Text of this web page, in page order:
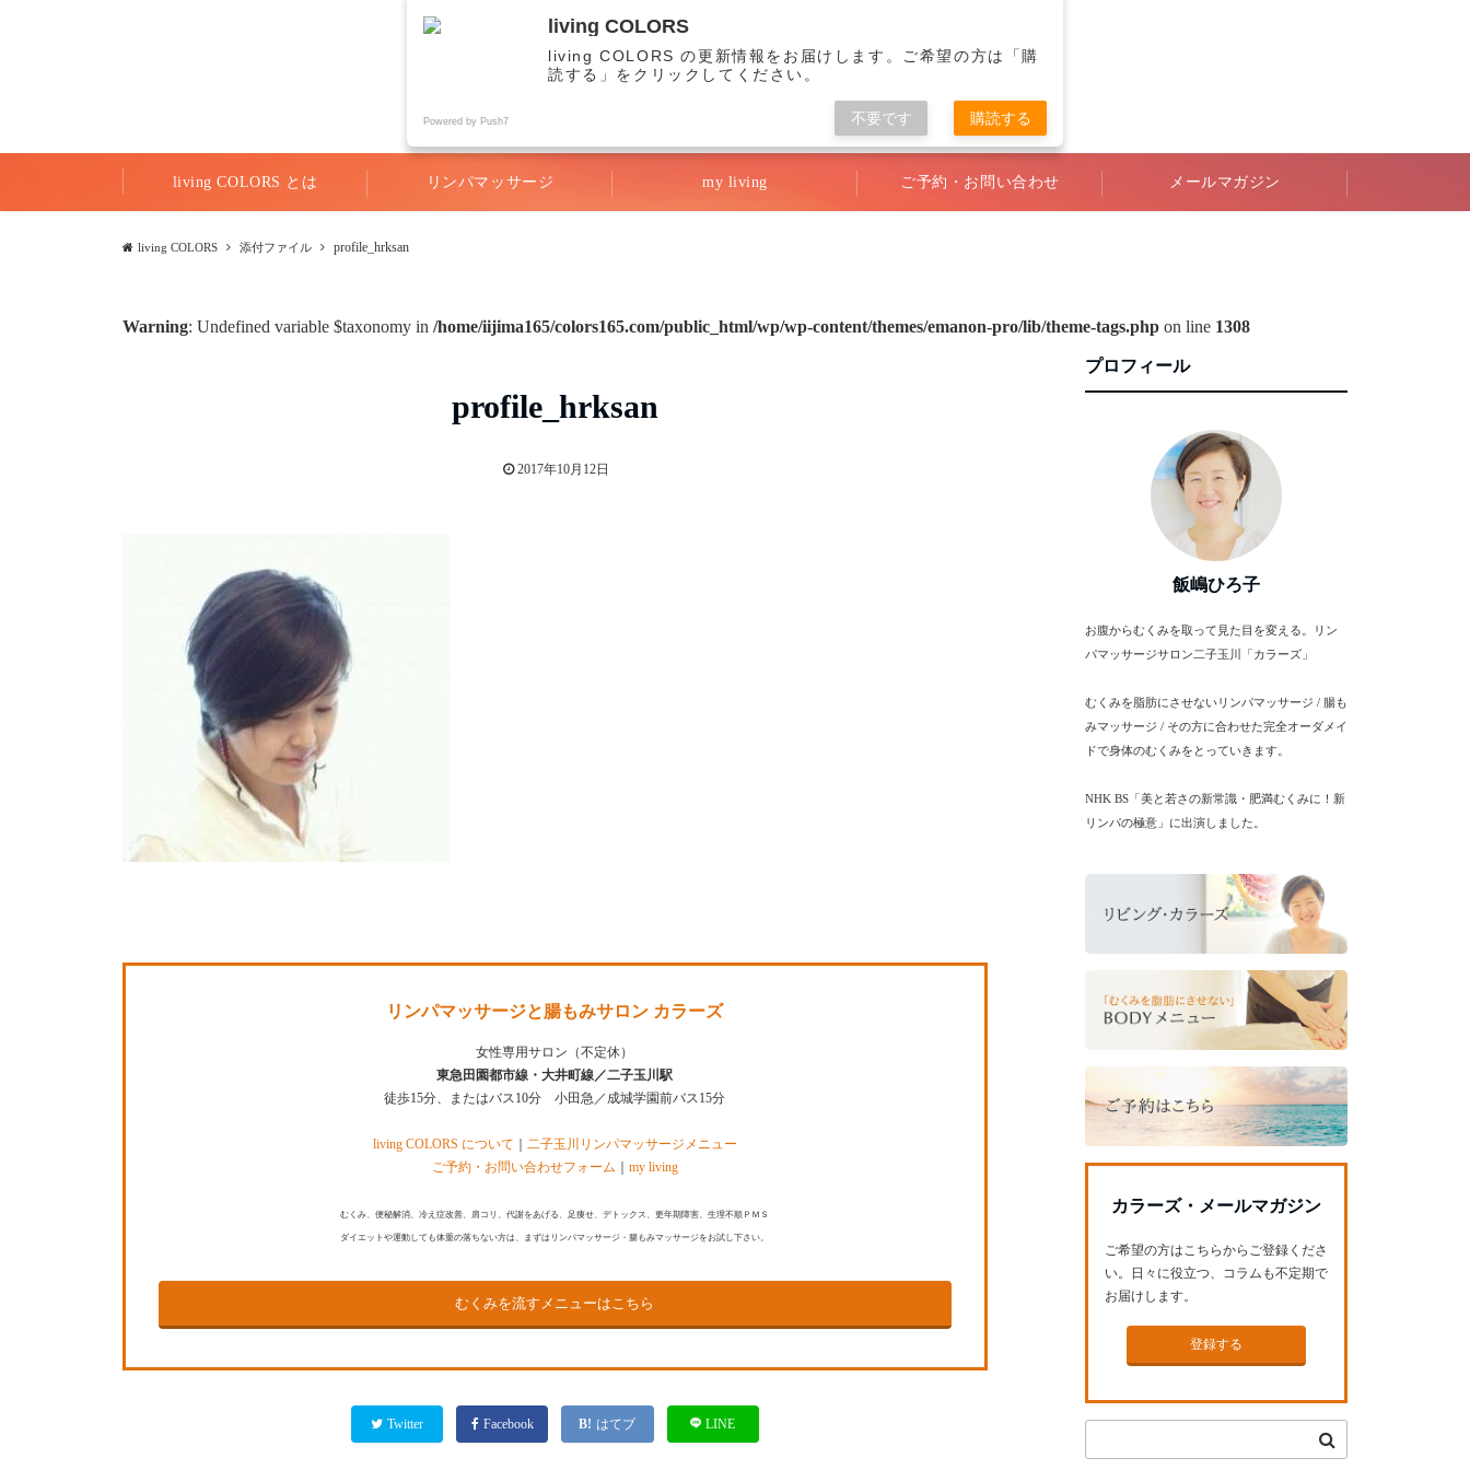
living COLORS とは リンパマッサージ my living ご予約・お問い合わせ メールマガジン
Warning: Undefined variable $taxonomy in /home/iijima165/colors165.com/public_html/wp/wp-content/themes/emanon-pro/lib/theme-tags.php on line 1308
living COLORS 添付ファイル profile_hrksan
profile_hrksan
2017年10月12日
リンパマッサージと腸もみサロン カラーズ
女性専用サロン（不定休）
東急田園都市線・大井町線／二子玉川駅
徒歩15分、またはバス10分 小田急／成城学園前バス15分
living COLORS について
二子玉川リンパマッサージメニュー
ご予約・お問い合わせフォーム
my living
むくみ、便秘解消、冷え症改善、肩コリ、代謝をあげる、足痩せ、デトックス、更年期障害、生理不順ＰＭＳ
ダイエットや運動しても体重の落ちない方は、まずはリンパマッサージ・腸もみマッサージをお試し下さい。
むくみを流すメニューはこちら
Twitter Facebook はてブ LINE
プロフィール
飯嶋ひろ子
お腹からむくみを取って見た目を変える。リン
パマッサージサロン二子玉川「カラーズ」
むくみを脂肪にさせないリンパマッサージ / 腸も
みマッサージ / その方に合わせた完全オーダメイ
ドで身体のむくみをとっていきます。
NHK BS「美と若さの新常識・肥満むくみに！新
リンパの極意」に出演しました。
カラーズ・メールマガジン
ご希望の方はこちらからご登録くださ
い。日々に役立つ、コラムも不定期で
お届けします。
登録する
living COLORS
living COLORS の更新情報をお届けします。ご希望の方は「購
読する」をクリックしてください。
Powered by Push7 不要です 購読する